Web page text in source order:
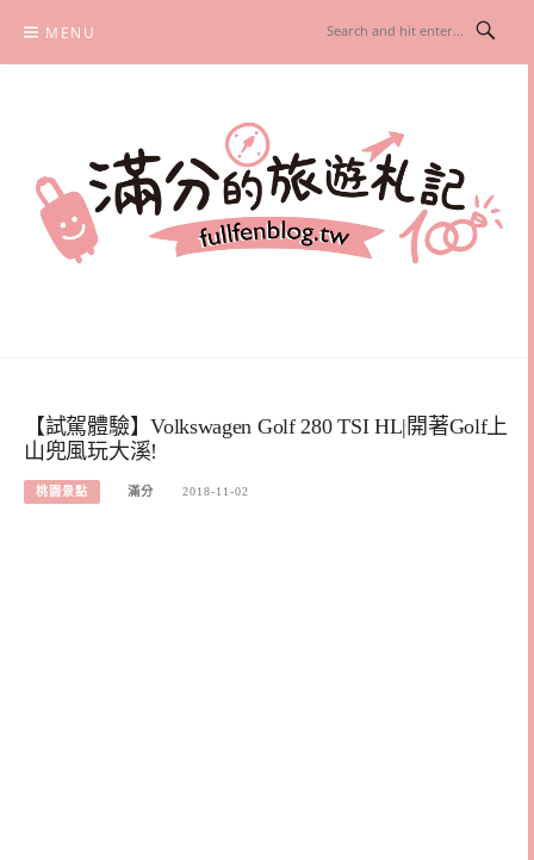
content
MENU
【試駕體驗】Volkswagen Golf 280 TSI HL|開著Golf上
山兜風玩大溪!
桃園景點 滿分 2018-11-02